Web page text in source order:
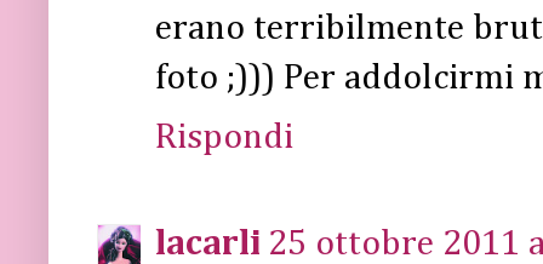
erano terribilmente
foto ;))) Per addolcirmi
Rispondi
lacarli 25 ottobre 2011